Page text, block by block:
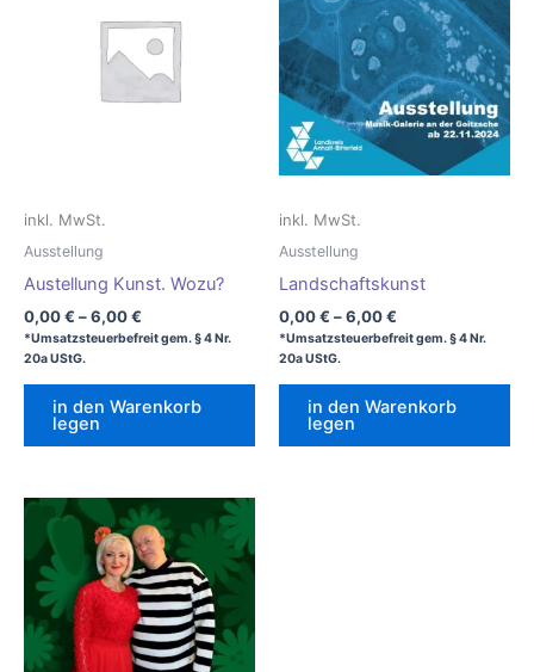
inkl. MwSt.
Ausstellung
Austellung Kunst. Wozu?
0,00€ –6,00€
*Umsatzsteuerbefreit gem. § 4 Nr.
20a UStG.
in den Warenkorb
legen
inkl. MwSt.
Ausstellung
Landschaftskunst
0,00€ –6,00€
*Umsatzsteuerbefreit gem. § 4 Nr.
20a UStG.
in den Warenkorb
legen